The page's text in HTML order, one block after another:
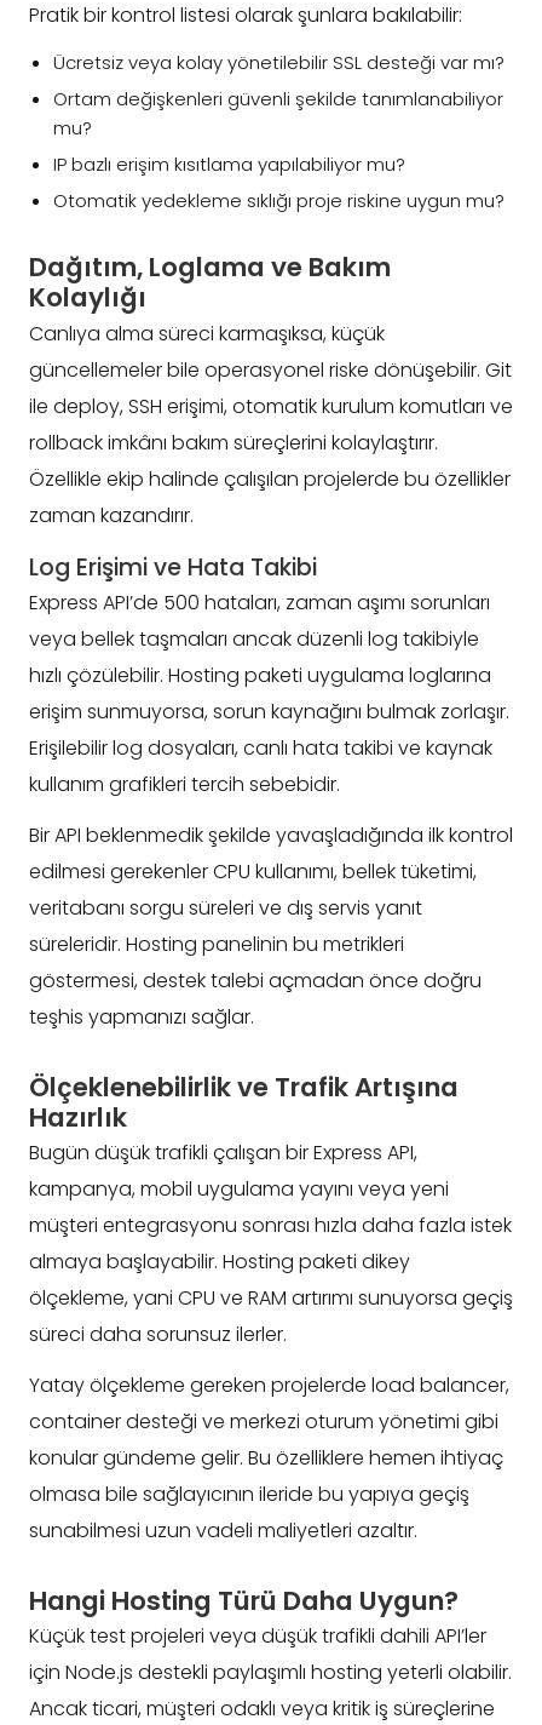
Pratik bir kontrol listesi olarak şunlara bakılabilir:
Ücretsiz veya kolay yönetilebilir SSL desteği var mı?
Ortam değişkenleri güvenli şekilde tanımlanabiliyor
mu?
IP bazlı erişim kısıtlama yapılabiliyor mu?
Otomatik yedekleme sıklığı proje riskine uygun mu?
Dağıtım, Loglama ve Bakım
Kolaylığı
Canlıya alma süreci karmaşıksa, küçük
güncellemeler bile operasyonel riske dönüşebilir. Git
ile deploy, SSH erişimi, otomatik kurulum komutları ve
rollback imkânı bakım süreçlerini kolaylaştırır.
Özellikle ekip halinde çalışılan projelerde bu özellikler
zaman kazandırır.
Log Erişimi ve Hata Takibi
Express API’de 500 hataları, zaman aşımı sorunları
veya bellek taşmaları ancak düzenli log takibiyle
hızlı çözülebilir. Hosting paketi uygulama loglarına
erişim sunmuyorsa, sorun kaynağını bulmak zorlaşır.
Erişilebilir log dosyaları, canlı hata takibi ve kaynak
kullanım grafikleri tercih sebebidir.
Bir API beklenmedik şekilde yavaşladığında ilk kontrol
edilmesi gerekenler CPU kullanımı, bellek tüketimi,
veritabanı sorgu süreleri ve dış servis yanıt
süreleridir. Hosting panelinin bu metrikleri
göstermesi, destek talebi açmadan önce doğru
teşhis yapmanızı sağlar.
Ölçeklenebilirlik ve Trafik Artışına
Hazırlık
Bugün düşük trafikli çalışan bir Express API,
kampanya, mobil uygulama yayını veya yeni
müşteri entegrasyonu sonrası hızla daha fazla istek
almaya başlayabilir. Hosting paketi dikey
ölçekleme, yani CPU ve RAM artırımı sunuyorsa geçiş
süreci daha sorunsuz ilerler.
Yatay ölçekleme gereken projelerde load balancer,
container desteği ve merkezi oturum yönetimi gibi
konular gündeme gelir. Bu özelliklere hemen ihtiyaç
olmasa bile sağlayıcının ileride bu yapıya geçiş
sunabilmesi uzun vadeli maliyetleri azaltır.
Hangi Hosting Türü Daha Uygun?
Küçük test projeleri veya düşük trafikli dahili API’ler
için Node.js destekli paylaşımlı hosting yeterli olabilir.
Ancak ticari, müşteri odaklı veya kritik iş süreçlerine